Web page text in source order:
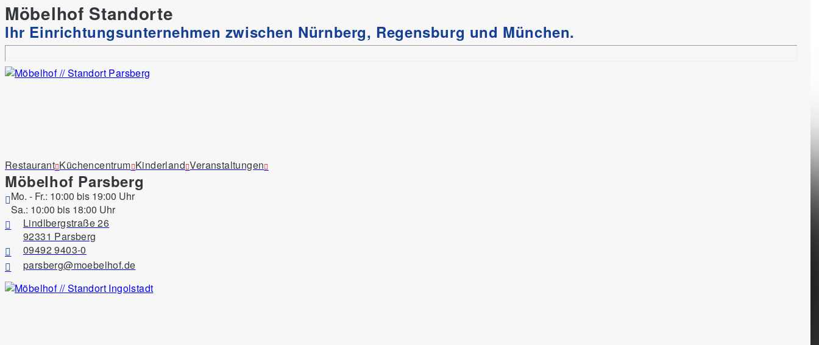
Möbelhof Standorte
Ihr Einrichtungsunternehmen zwischen Nürnberg, Regensburg und München.
Restaurant Küchencentrum Kinderland Veranstaltungen
Möbelhof Parsberg
Mo. - Fr.: 10:00 bis 19:00 Uhr
Sa.: 10:00 bis 18:00 Uhr
Lindlbergstraße 26
92331 Parsberg
09492 9403-0
parsberg@moebelhof.de